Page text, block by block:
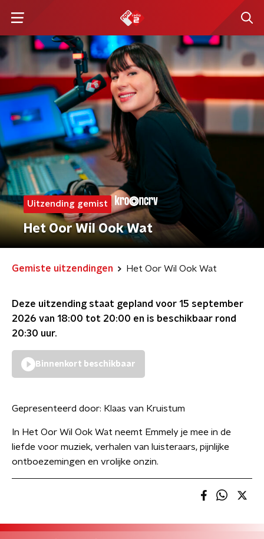
Uitzending gemist
Het Oor Wil Ook Wat
Gemiste uitzendingen Het Oor Wil Ook Wat
Deze uitzending staat gepland voor 15 september
2026 van 18:00 tot 20:00 en is beschikbaar rond
20:30 uur.
Binnenkort beschikbaar
Gepresenteerd door: Klaas van Kruistum
In Het Oor Wil Ook Wat neemt Emmely je mee in de
liefde voor muziek, verhalen van luisteraars, pijnlijke
ontboezemingen en vrolijke onzin.